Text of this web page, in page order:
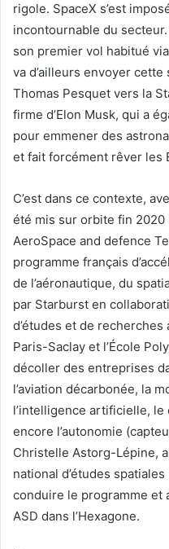
rigole. SpaceX s’est
incontournable du secteur.
son premier vol habitué
va d’ailleurs envoyer cette
Thomas Pesquet vers la
firme d’Elon Musk, qui a
pour emmener des
et fait forcément rêver les
C’est dans ce contexte,
été mis sur orbite fin 2020
AeroSpace and defence
programme français
de l’aéronautique, du
par Starburst en
d’études et de recherches
Paris-Saclay et l’École
décoller des entreprises
l’aviation décarbonée, la
l’intelligence artificielle, le
encore l’autonomie
Christelle Astorg-Lépine,
national d’études
conduire le programme et
ASD dans l’Hexagone.